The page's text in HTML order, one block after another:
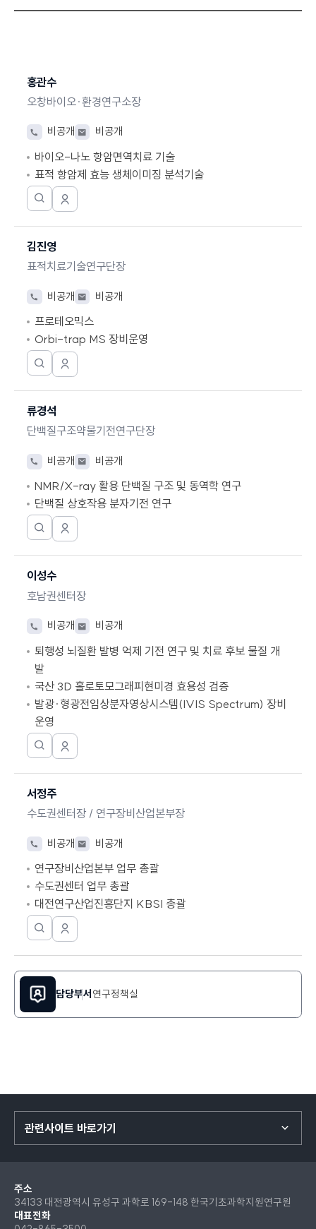
부서에
대해
성명,
담당업무,
전화번호,
분류하여
정리한
표입니다.
홍관수
오창바이오·환경연구소장
전
번
호
비공개
이
일
비공개
바이오-나노 항암면역치료 기술
표적 항암제 효능 생체이미징 분석기술
한
초
과
지
원
연
구
원
캡
증
모
창
으
로
연
결
됩
다.
연
보
기
김진영
표적치료기술연구단장
전
번
호
비공개
이
비공개
프로테오믹스
Orbi-trap MS 장비운영
한
초
과
지
원
연
구
원
캡
증
모
창
으
로
연
결
됩
니
다.
연
보
기
류경석
단백질구조약물기전연구단장
전
번
호
비공개
이
일
비공개
NMR/X-ray 활용 단백질 구조 및 동역학 연구
단백질 상호작용 분자기전 연구
한
초
과
지
원
연
구
원
캡
챠
인
증
모
달
창
으
로
결
니
다.
연
보
보
기
이성수
호남권센터장
전
번
비공개
이
일
비공개
퇴행성 뇌질환 발병 억제 기전 연구 및 치료 후보 물질 개
발
국산 3D 홀로토모그래피현미경 효용성 검증
발광·형광전임상분자영상시스템(IVIS Spectrum) 장비
운영
한
초
과
지
원
연
구
원
캡
챠
인
증
모
달
창
으
니
연
보
보
기
서정주
수도권센터장 / 연구장비산업본부장
전
번
호
비공개
이
일
비공개
연구장비산업본부 업무 총괄
수도권센터 업무 총괄
대전연구산업진흥단지 KBSI 총괄
한
초
과
학
지
캡
챠
인
증
으
로
연
보
기
담당부서 연구정책실
관련사이트 바로가기
주소
34133 대전광역시 유성구 과학로 169-148 한국기초과학지원연구원
대표전화